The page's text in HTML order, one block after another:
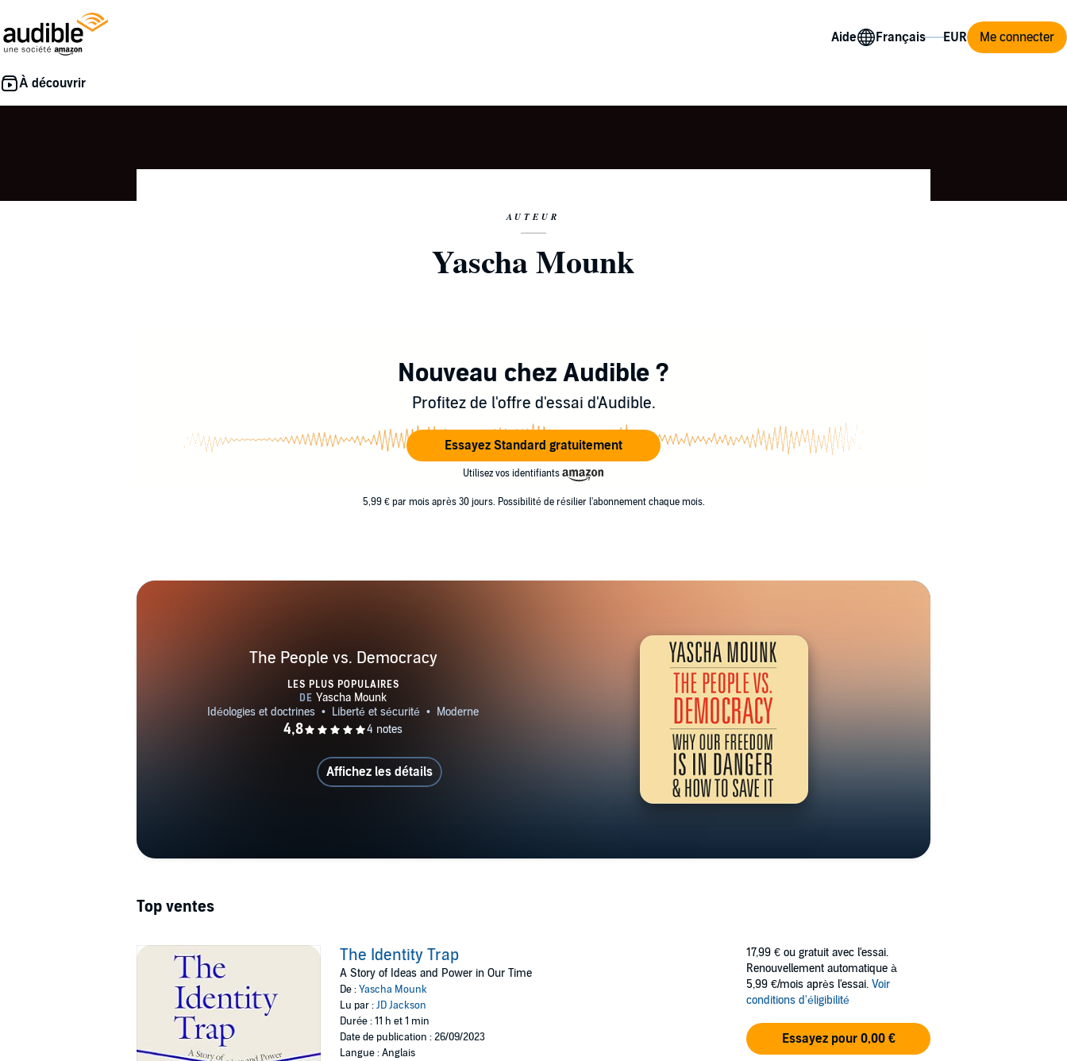
Aide Me connecter
AUTEUR
Yascha Mounk
Nouveau chez Audible ?
Profitez de l'offre d'essai d'Audible.
Essayez Standard gratuitement
Utilisez vos identifiants
5,99 € par mois après 30 jours. Possibilité de résilier l'abonnement chaque mois.
The People vs. Democracy
LES PLUS POPULAIRES
Affichez les détails
Top ventes
The Identity Trap
A Story of Ideas and Power in Our Time
De :Yascha Mounk
Lu par :JD Jackson
Durée : 11 h et 1 min
Date de publication : 26/09/2023
Langue : Anglais
17,99 € ou gratuit avec l'essai.
Renouvellement automatique à
5,99 €/mois après l'essai. Voir
conditions d'éligibilité
Essayez pour 0,00 €